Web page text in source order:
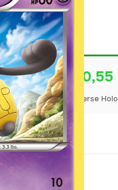
€0,55
Reverse Holo